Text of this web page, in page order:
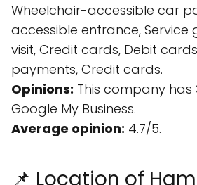
Wheelchair-accessible car
accessible entrance, Service
visit, Credit cards, Debit
payments, Credit cards.
Opinions: This company has
Google My Business.
Average opinion: 4.7/5.
📌 Location of